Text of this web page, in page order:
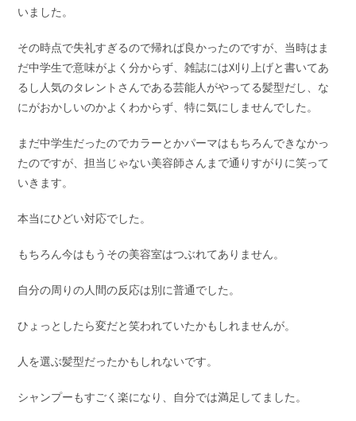
いました。
その時点で失礼すぎるので帰れば良かったのですが、当時はま
だ中学生で意味がよく分からず、雑誌には刈り上げと書いてあ
るし人気のタレントさんである芸能人がやってる髪型だし、な
にがおかしいのかよくわからず、特に気にしませんでした。
まだ中学生だったのでカラーとかパーマはもちろんできなかっ
たのですが、担当じゃない美容師さんまで通りすがりに笑って
いきます。
本当にひどい対応でした。
もちろん今はもうその美容室はつぶれてありません。
自分の周りの人間の反応は別に普通でした。
ひょっとしたら変だと笑われていたかもしれませんが。
人を選ぶ髪型だったかもしれないです。
シャンプーもすごく楽になり、自分では満足してました。